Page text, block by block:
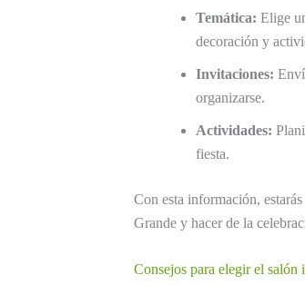
Temática: Elige
decoración y
Invitaciones:
organizarse.
Actividades:
fiesta.
Con esta información,
Grande y hacer de la
Consejos para elegir el salón